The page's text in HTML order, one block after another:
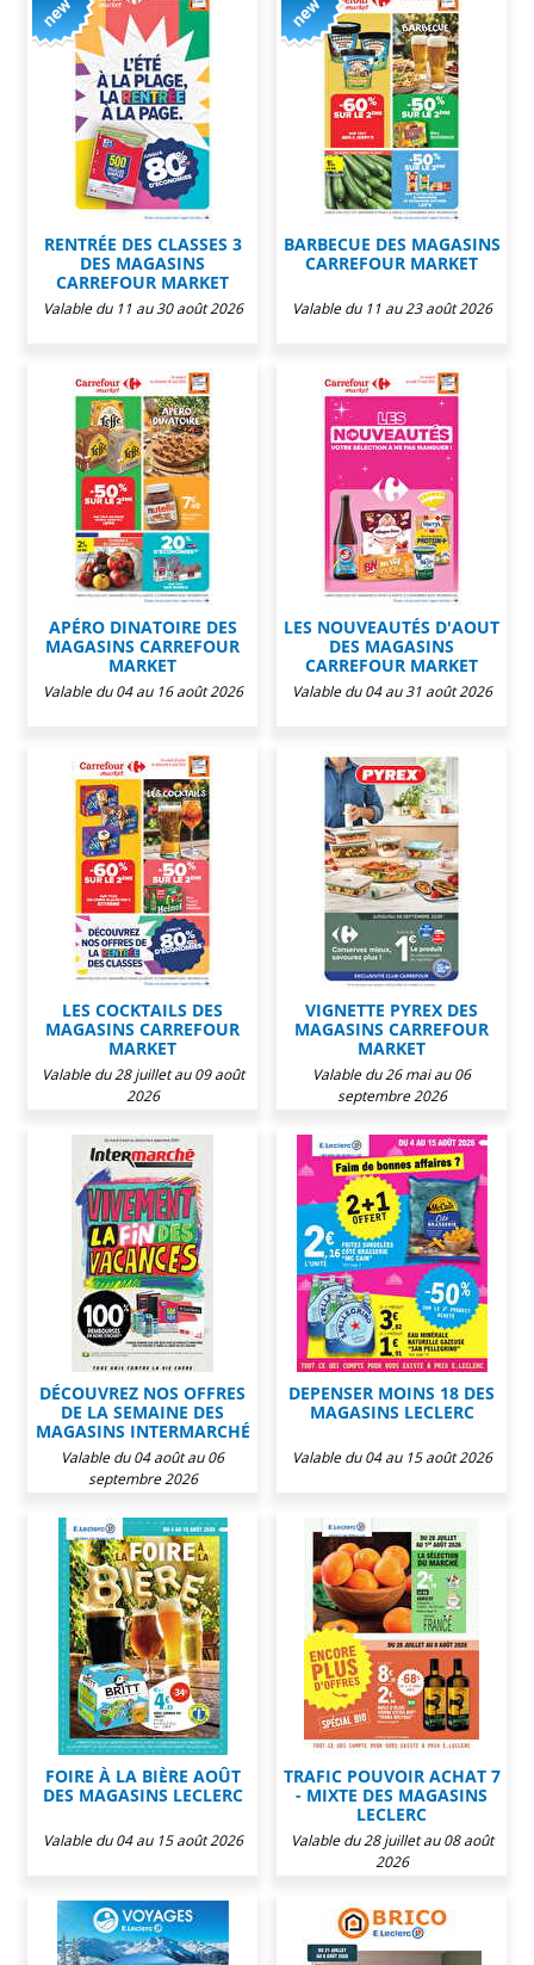
RENTRÉE DES CLASSES 3
DES MAGASINS
CARREFOUR MARKET
Valable du 11 au 30 août 2026
BARBECUE DES MAGASINS
CARREFOUR MARKET
Valable du 11 au 23 août 2026
APÉRO DINATOIRE DES
MAGASINS CARREFOUR
MARKET
Valable du 04 au 16 août 2026
LES NOUVEAUTÉS D'AOUT
DES MAGASINS
CARREFOUR MARKET
Valable du 04 au 31 août 2026
LES COCKTAILS DES
MAGASINS CARREFOUR
MARKET
Valable du 28 juillet au 09 août
2026
VIGNETTE PYREX DES
MAGASINS CARREFOUR
MARKET
Valable du 26 mai au 06
septembre 2026
DÉCOUVREZ NOS OFFRES
DE LA SEMAINE DES
MAGASINS INTERMARCHÉ
Valable du 04 août au 06
septembre 2026
DEPENSER MOINS 18 DES
MAGASINS LECLERC
Valable du 04 au 15 août 2026
FOIRE À LA BIÈRE AOÛT
DES MAGASINS LECLERC
Valable du 04 au 15 août 2026
TRAFIC POUVOIR ACHAT 7
- MIXTE DES MAGASINS
LECLERC
Valable du 28 juillet au 08 août
2026